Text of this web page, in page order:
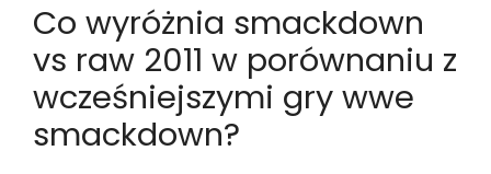
Co wyróżnia smackdown
vs raw 2011 w porównaniu z
wcześniejszymi gry wwe
smackdown?